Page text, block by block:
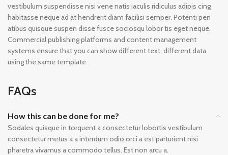
vestibulum suspendisse nisi vene natis iaculis ridiculus adipis cing
habitasse neque ad at hendrerit diam facilisi semper. Potenti pen
atibus quisque suspen disse fusce sociosqu lobor tis eget neque.
Commercial publishing platforms and content management
systems ensure that you can show different text, different data
using the same template.
FAQs
How this can be done for me?
Sodales quisque in torquent a consectetur lobortis vestibulum
consectetur metus a a interdum odio orci a est parturient nisi
pharetra vivamus a commodo tellus. Est non arcu a.